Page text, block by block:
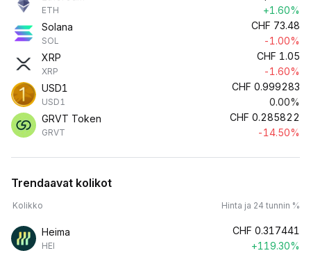
ETH
+1.60%
Solana
SOL
CHF 73.48
-1.00%
XRP
XRP
CHF 1.05
-1.60%
USD1
USD1
CHF 0.999283
0.00%
GRVT Token
GRVT
CHF 0.285822
-14.50%
Trendaavat kolikot
Kolikko Hinta ja 24 tunnin %
Heima
HEI
CHF 0.317441
+119.30%